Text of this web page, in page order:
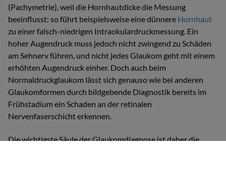
(Pachymetrie), weil die Hornhautdicke die Messung
beeinflusst: so führt beispielsweise eine dünnere Hornhaut
zu einer falsch-niedrigen Intraokulardruckmessung. Ein
hoher Augendruck muss jedoch nicht zwingend zu Schäden
am Sehnerv führen, und nicht jedes Glaukom geht mit einem
erhöhten Augendruck einher. Doch auch beim
Normaldruckglaukom lässt sich genauso wie bei anderen
Glaukomformen durch bildgebende Diagnostik bereits im
Frühstadium ein Schaden an der retinalen
Nervenfaserschicht erkennen.
Die wichtigste Säule der Glaukomdiagnose ist daher die